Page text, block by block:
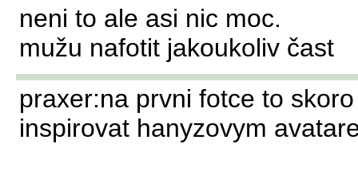
neni to ale asi nic moc.
mužu nafotit jakoukoliv čast
praxer:na prvni fotce to
inspirovat hanyzovym